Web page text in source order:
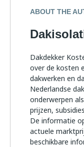
ABOUT THE
Dakdekker
over de kosten
dakwerken en
Nederlandse
onderwerpen
prijzen,
De informatie
actuele
beschikbare